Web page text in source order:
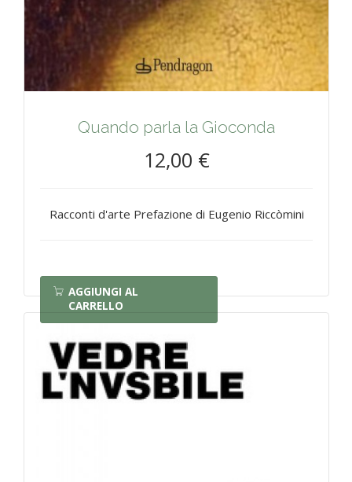
Quando parla la Gioconda
12,00 €
Racconti d'arte Prefazione di Eugenio Riccòmini
AGGIUNGI AL
CARRELLO